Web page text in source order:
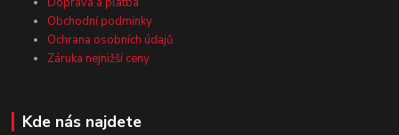
Obchodní podmínky
Ochrana osobních údajů
Záruka nejnižší ceny
Kde nás najdete